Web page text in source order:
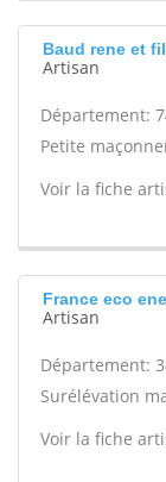
Baud rene et
Artisan
Département:
Petite
Voir la fiche
France eco
Artisan
Département:
Surélévation
Voir la fiche